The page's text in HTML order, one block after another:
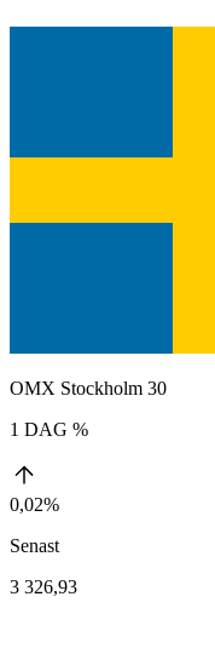
OMX Stockholm 30
1 DAG %
0,02%
Senast
3 326,93